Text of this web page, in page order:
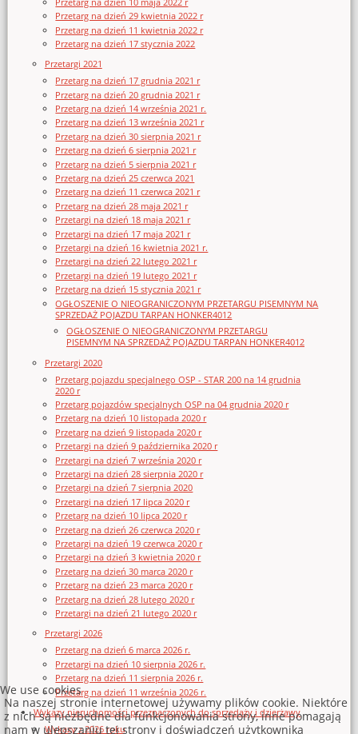
Przetarg na dzień 29 kwietnia 2022 r
Przetarg na dzień 11 kwietnia 2022 r
Przetarg na dzień 17 stycznia 2022
Przetargi 2021
Przetarg na dzień 17 grudnia 2021 r
Przetarg na dzień 20 grudnia 2021 r
Przetarg na dzień 14 września 2021 r.
Przetarg na dzień 13 września 2021 r
Przetarg na dzień 30 sierpnia 2021 r
Przetarg na dzień 6 sierpnia 2021 r
Przetarg na dzień 5 sierpnia 2021 r
Przetarg na dzień 25 czerwca 2021
Przetarg na dzień 11 czerwca 2021 r
Przetarg na dzień 28 maja 2021 r
Przetargi na dzień 18 maja 2021 r
Przetargi na dzień 17 maja 2021 r
Przetargi na dzień 16 kwietnia 2021 r.
Przetargi na dzień 22 lutego 2021 r
Przetargi na dzień 19 lutego 2021 r
Przetarg na dzień 15 stycznia 2021 r
OGŁOSZENIE O NIEOGRANICZONYM PRZETARGU PISEMNYM NA
SPRZEDAŻ POJAZDU TARPAN HONKER4012
OGŁOSZENIE O NIEOGRANICZONYM PRZETARGU
PISEMNYM NA SPRZEDAŻ POJAZDU TARPAN HONKER4012
Przetargi 2020
Przetarg pojazdu specjalnego OSP - STAR 200 na 14 grudnia
2020 r
Przetarg pojazdów specjalnych OSP na 04 grudnia 2020 r
Przetarg na dzień 10 listopada 2020 r
Przetarg na dzień 9 listopada 2020 r
Przetargi na dzień 9 października 2020 r
Przetargi na dzień 7 września 2020 r
Przetargi na dzień 28 sierpnia 2020 r
Przetargi na dzień 7 sierpnia 2020
Przetargi na dzień 17 lipca 2020 r
Przetarg na dzień 10 lipca 2020 r
Przetarg na dzień 26 czerwca 2020 r
Przetargi na dzień 19 czerwca 2020 r
Przetargi na dzień 3 kwietnia 2020 r
Przetarg na dzień 30 marca 2020 r
Przetarg na dzień 23 marca 2020 r
Przetarg na dzień 28 lutego 2020 r
Przetargi na dzień 21 lutego 2020 r
Przetargi 2026
Przetarg na dzień 6 marca 2026 r.
Przetargi na dzień 10 sierpnia 2026 r.
Przetarg na dzień 11 sierpnia 2026 r.
Przetarg na dzień 11 września 2026 r.
Wykazy nieruchomości przeznaczonych do sprzedaży i dzierżawy
Wykazy z 2026 roku
We use cookies
Na naszej stronie internetowej używamy plików cookie. Niektóre
z nich są niezbędne dla funkcjonowania strony, inne pomagają
nam w ulepszaniu tej strony i doświadczeń użytkownika